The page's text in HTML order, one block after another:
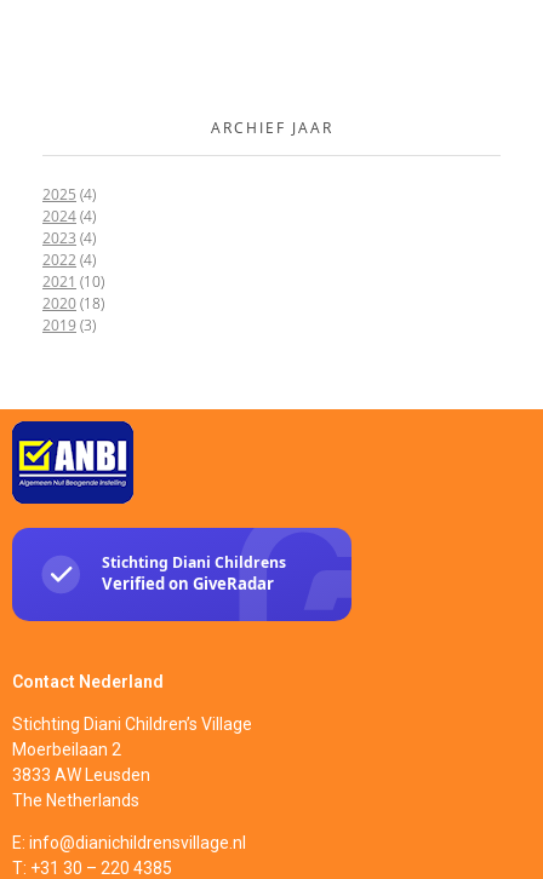
ARCHIEF JAAR
2025 (4)
2024(4)
2023 (4)
2022 (4)
2021 (10)
2020(18)
2019 (3)
Contact Nederland
Stichting Diani Children’s Village
Moerbeilaan 2
3833 AW Leusden
The Netherlands
E: info@dianichildrensvillage.nl
T: +31 30 – 220 4385